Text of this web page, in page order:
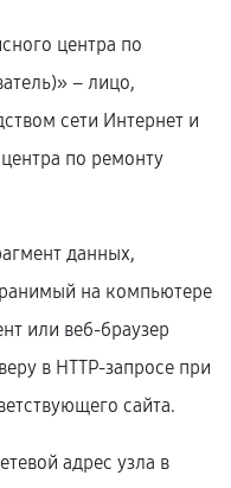
центра по
– лицо,
сети Интернет и
по ремонту
данных,
на компьютере
или веб-браузер
в HTTP-запросе при
сайта.
адрес узла в